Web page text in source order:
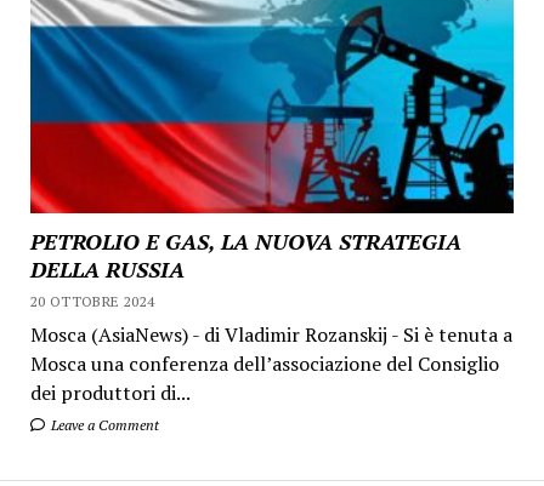
PETROLIO E GAS, LA NUOVA STRATEGIA
DELLA RUSSIA
20 OTTOBRE 2024
Mosca (AsiaNews) - di Vladimir Rozanskij - Si è tenuta a
Mosca una conferenza dell’associazione del Consiglio
dei produttori di...
Leave a Comment